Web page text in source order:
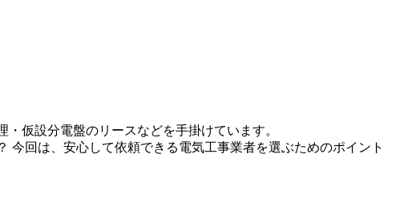
仮設分電盤のリースなどを手掛けています。
回は、安心して依頼できる電気工事業者を選ぶためのポイント